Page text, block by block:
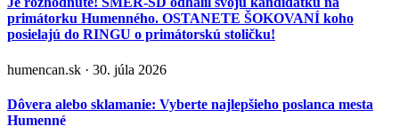
primátorku Humenného. OSTANETE ŠOKOVANÍ koho
posielajú do RINGU o primátorskú stoličku!
humencan.sk · 30. júla 2026
Dôvera alebo sklamanie: Vyberte najlepšieho poslanca mesta
Humenné